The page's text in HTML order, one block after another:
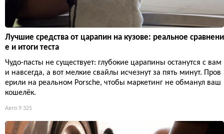
Лучшие средства от царапин на кузове: реальное сравнени
е и итоги теста
Чудо-пасты не существует: глубокие царапины останутся с вам
и навсегда, а вот мелкие свайлы исчезнут за пять минут. Пров
ерили на реальном Porsche, чтобы маркетинг не обманул ваш
кошелёк.
Авто 9 325